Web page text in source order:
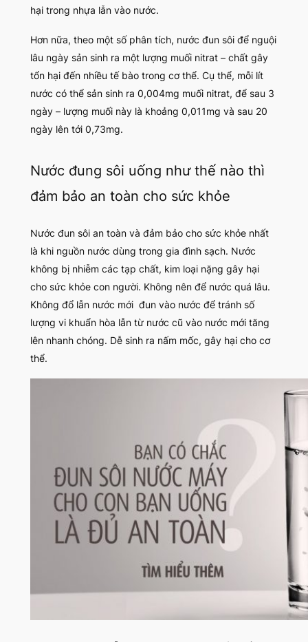
hại trong nhựa lẫn vào nước.
Hơn nữa, theo một số phân tích, nước đun sôi để nguội
lâu ngày sản sinh ra một lượng muối nitrat – chất gây
tổn hại đến nhiều tế bào trong cơ thể. Cụ thể, mỗi lít
nước có thể sản sinh ra 0,004mg muối nitrat, để sau 3
ngày – lượng muối này là khoảng 0,011mg và sau 20
ngày lên tới 0,73mg.
Nước đung sôi uống như thế nào thì
đảm bảo an toàn cho sức khỏe
Nước đun sôi an toàn và đảm bảo cho sức khỏe nhất
là khi nguồn nước dùng trong gia đình sạch. Nước
không bị nhiễm các tạp chất, kim loại nặng gây hại
cho sức khỏe con người. Không nên để nước quá lâu.
Không đổ lẫn nước mới đun vào nước để tránh số
lượng vi khuẩn hòa lẫn từ nước cũ vào nước mới tăng
lên nhanh chóng. Dễ sinh ra nấm mốc, gây hại cho cơ
thể.